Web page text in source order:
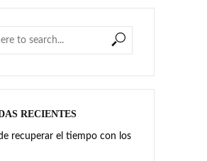
RECIENTES
recuperar el tiempo con los